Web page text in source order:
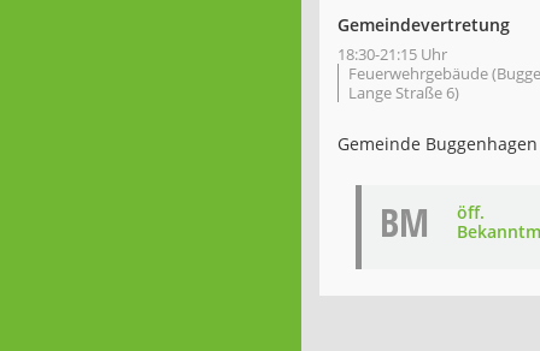
Gemeindevertretung
18:30-21:15 Uhr
Feuerwehrgebäude
Lange Straße 6)
Gemeinde Buggenhagen
BM
öff.